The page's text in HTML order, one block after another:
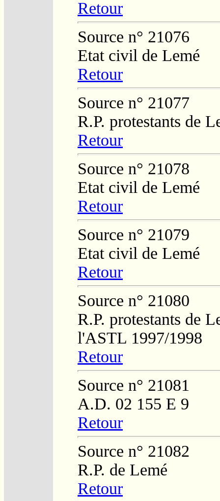
Retour
Source n° 21076
Etat civil de Lemé
Retour
Source n° 21077
R.P. protestants de
Retour
Source n° 21078
Etat civil de Lemé
Retour
Source n° 21079
Etat civil de Lemé
Retour
Source n° 21080
R.P. protestants de
l'ASTL 1997/1998
Retour
Source n° 21081
A.D. 02 155 E 9
Retour
Source n° 21082
R.P. de Lemé
Retour